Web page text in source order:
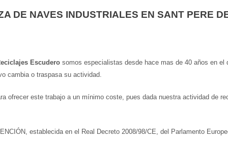
DE NAVES INDUSTRIALES EN SANT PERE
Escudero somos especialistas desde hace mas de 40 años en
cambia o traspasa su actividad.
ofrecer este trabajo a un mínimo coste, pues dada nuestra actividad de
establecida en el Real Decreto 2008/98/CE, del Parlamento